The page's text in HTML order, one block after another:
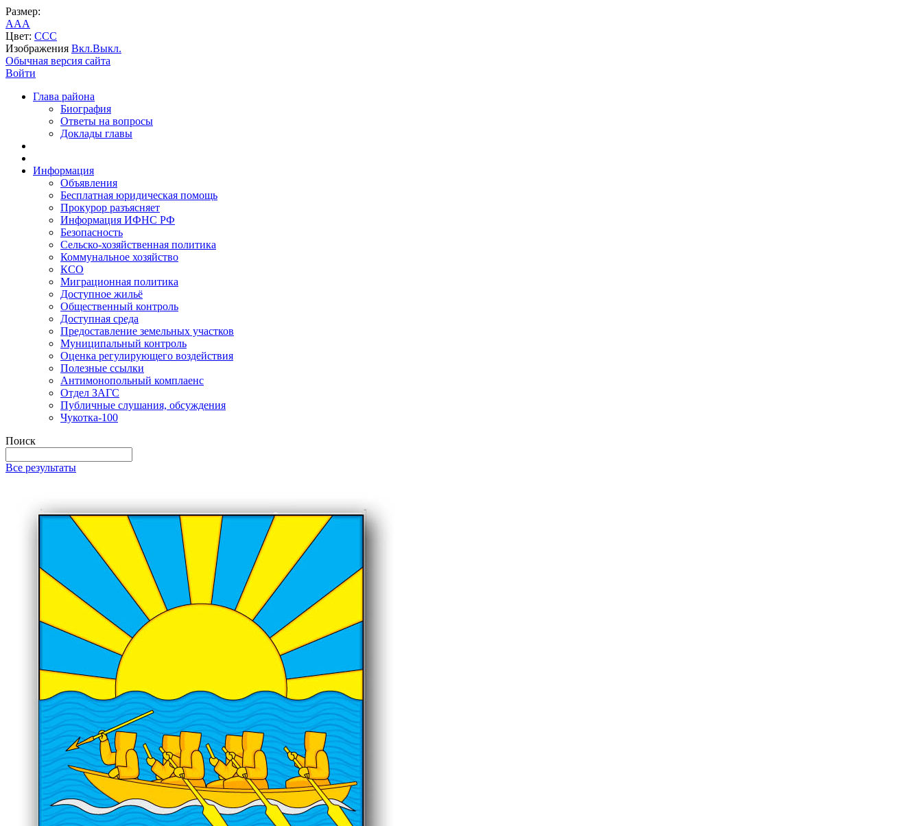
Размер:
AAA
Цвет: CCC
Изображения Вкл.Выкл.
Обычная версия сайта
Войти
Глава района
Биография
Ответы на вопросы
Доклады главы
Информация
Объявления
Бесплатная юридическая помощь
Прокурор разъясняет
Информация ИФНС РФ
Безопасность
Сельско-хозяйственная политика
Коммунальное хозяйство
КСО
Миграционная политика
Доступное жильё
Общественный контроль
Доступная среда
Предоставление земельных участков
Муниципальный контроль
Оценка регулирующего воздействия
Полезные ссылки
Антимонопольный комплаенс
Отдел ЗАГС
Публичные слушания, обсуждения
Чукотка-100
Поиск
Все результаты